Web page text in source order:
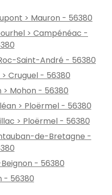
> Mauron - 56380
> Campénéac -
Saint-André - 56380
Cruguel - 56380
> Mohon - 56380
> Ploërmel - 56380
> Ploërmel - 56380
de-Bretagne -
- 56380
- 56380